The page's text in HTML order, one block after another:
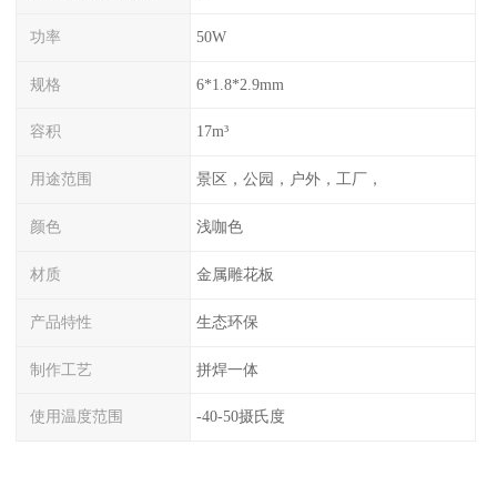
功率 50W
规格 6*1.8*2.9mm
容积 17m³
用途范围 景区，公园，户外，工厂，
颜色 浅咖色
材质 金属雕花板
产品特性 生态环保
制作工艺 拼焊一体
使用温度范围 -40-50摄氏度